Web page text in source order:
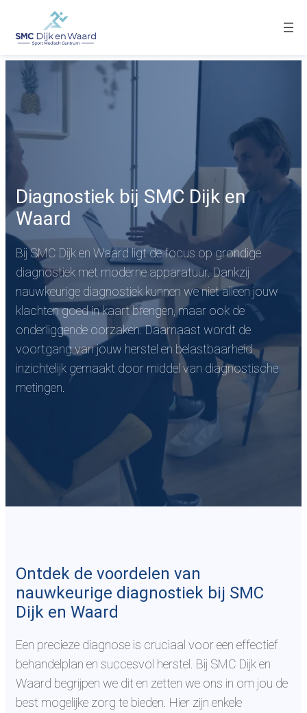
Diagnostiek bij SMC Dijk en
Waard
Bij SMC Dijk en Waard ligt de focus op grondige
diagnostiek met moderne apparatuur. Dankzij
nauwkeurige diagnostiek kunnen we niet alleen jouw
klachten goed in kaart brengen, maar ook de
onderliggende oorzaken. Daarnaast wordt de
voortgang van jouw herstel en belastbaarheid
inzichtelijk gemaakt door middel van diagnostische
metingen.
Ontdek de voordelen van
nauwkeurige diagnostiek bij SMC
Dijk en Waard
Een precieze diagnose is cruciaal voor een effectief
behandelplan en succesvol herstel. Bij SMC Dijk en
Waard begrijpen we dit en zetten we ons in om jou de
best mogelijke zorg te bieden. Hier zijn enkele